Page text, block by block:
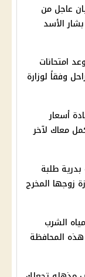
عاجل من
الأسد
امتحانات
المراحل وفقاً لوزارة
أسعار
معاك لآخر
طلبة
زوجها المخرج
الشرب
هذه المحافظة